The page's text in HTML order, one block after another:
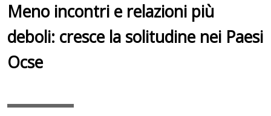
Meno incontri e relazioni più
deboli: cresce la solitudine nei Paesi
Ocse